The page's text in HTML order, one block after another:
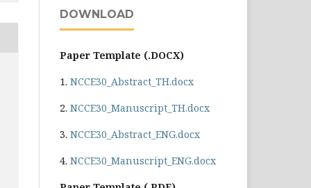
DOWNLOAD
Paper Template (.DOCX)
1. NCCE30_Abstract_TH.docx
2. NCCE30_Manuscript_TH.docx
3. NCCE30_Abstract_ENG.docx
4. NCCE30_Manuscript_ENG.docx